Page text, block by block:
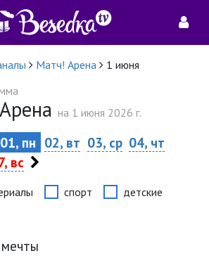
Матч! Арена
1 июня
на 1 июня 2026 г.
01, пн 02, вт 03, ср 04, чт
вс
спорт детские